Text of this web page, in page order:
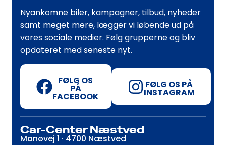
Nyankomne biler, kampagner, tilbud, nyheder
samt meget mere, lægger vi løbende ud på
vores sociale medier. Følg grupperne og bliv
opdateret med seneste nyt.
FØLG OS
PÅ
FACEBOOK
FØLG OS PÅ
INSTAGRAM
Car-Center Næstved
Manøvej 1 · 4700 Næstved